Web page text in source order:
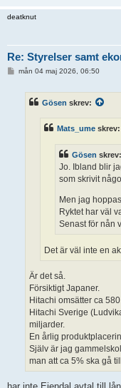
deatknut
Re: Styrelser samt
mån 04 maj 2026, 06:50
Gösen skrev:
Mats_ume skrev:
Gösen skrev:
Jo. Ibland blir
som skrivit
Men jag
Ryktet har väl
Senast för nån
Det är väl inte en
Är det så.
Försiktigt Japaner.
Hitachi omsätter ca
Hitachi Sverige
miljarder.
En årlig
Själv är jag
man att ca 5% ska gå